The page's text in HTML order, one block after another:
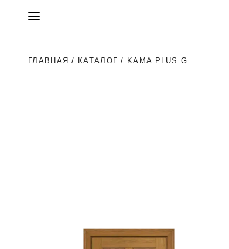
ГЛАВНАЯ / КАТАЛОГ / KAMA PLUS G